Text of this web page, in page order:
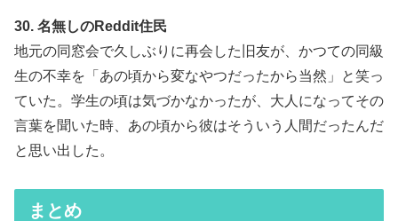
30. 名無しのReddit住民
地元の同窓会で久しぶりに再会した旧友が、かつての同級
生の不幸を「あの頃から変なやつだったから当然」と笑っ
ていた。学生の頃は気づかなかったが、大人になってその
言葉を聞いた時、あの頃から彼はそういう人間だったんだ
と思い出した。
まとめ